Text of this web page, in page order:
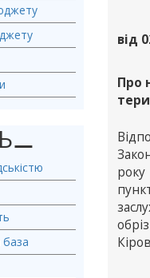
⚊
від
Про